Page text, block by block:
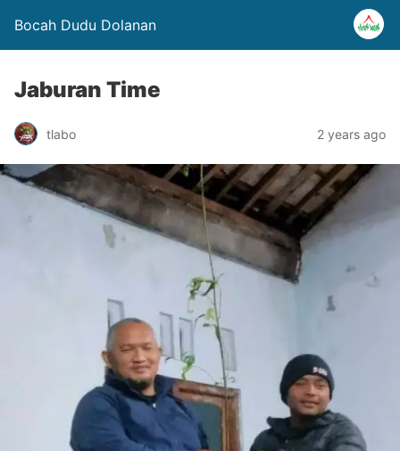
Bocah Dudu Dolanan
Jaburan Time
tlabo 2 years ago